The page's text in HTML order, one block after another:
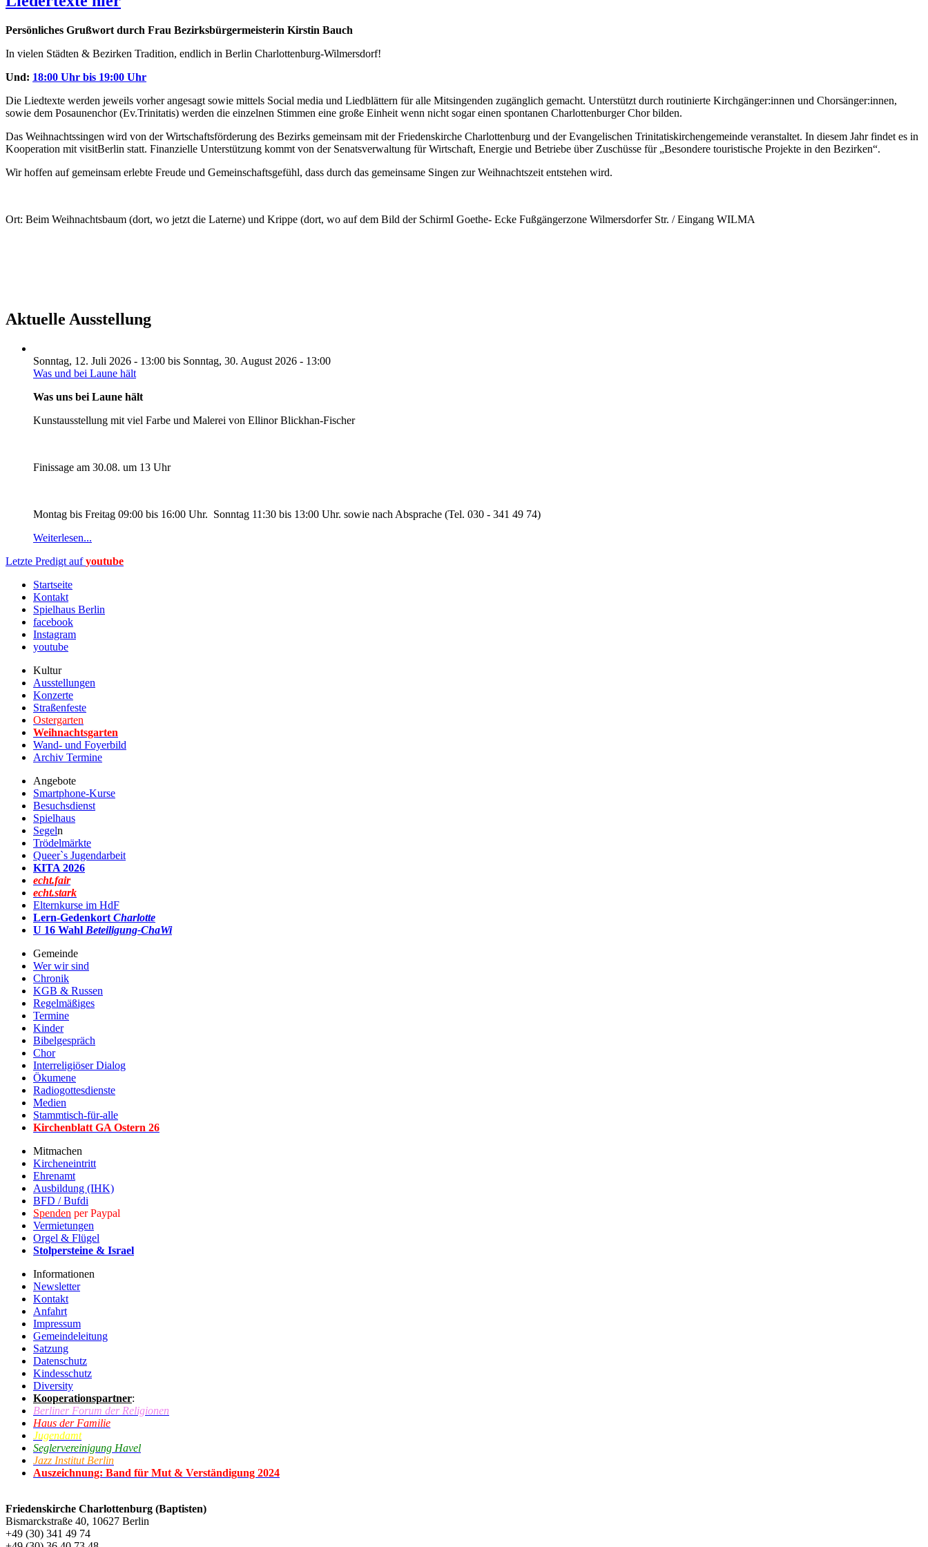
Persönliches Grußwort durch Frau Bezirksbürgermeisterin Kirstin Bauch
In vielen Städten & Bezirken Tradition, endlich in Berlin Charlottenburg-Wilmersdorf!
Und: 18:00 Uhr bis 19:00 Uhr
Die Liedtexte werden jeweils vorher angesagt sowie mittels Social media und Liedblättern für alle Mitsingenden zugänglich gemacht. Unterstützt durch routinierte Kirchgänger:innen und Chorsänger:innen,
sowie dem Posaunenchor (Ev.Trinitatis) werden die einzelnen Stimmen eine große Einheit wenn nicht sogar einen spontanen Charlottenburger Chor bilden.
Das Weihnachtssingen wird von der Wirtschaftsförderung des Bezirks gemeinsam mit der Friedenskirche Charlottenburg und der Evangelischen Trinitatiskirchengemeinde veranstaltet. In diesem Jahr findet es in
Kooperation mit visitBerlin statt. Finanzielle Unterstützung kommt von der Senatsverwaltung für Wirtschaft, Energie und Betriebe über Zuschüsse für „Besondere touristische Projekte in den Bezirken“.
Wir hoffen auf gemeinsam erlebte Freude und Gemeinschaftsgefühl, dass durch das gemeinsame Singen zur Weihnachtszeit entstehen wird.
Ort: Beim Weihnachtsbaum (dort, wo jetzt die Laterne) und Krippe (dort, wo auf dem Bild der SchirmI Goethe- Ecke Fußgängerzone Wilmersdorfer Str. / Eingang WILMA
Aktuelle Ausstellung
Sonntag, 12. Juli 2026 - 13:00 bis Sonntag, 30. August 2026 - 13:00
Was und bei Laune hält
Was uns bei Laune hält
Kunstausstellung mit viel Farbe und Malerei von Ellinor Blickhan-Fischer
Finissage am 30.08. um 13 Uhr
Montag bis Freitag 09:00 bis 16:00 Uhr. Sonntag 11:30 bis 13:00 Uhr. sowie nach Absprache (Tel. 030 - 341 49 74)
Weiterlesen...
Letzte Predigt auf youtube
Startseite
Kontakt
Spielhaus Berlin
facebook
Instagram
youtube
Kultur
Ausstellungen
Konzerte
Straßenfeste
Ostergarten
Weihnachtsgarten
Wand- und Foyerbild
Archiv Termine
Angebote
Smartphone-Kurse
Besuchsdienst
Spielhaus
Segeln
Trödelmärkte
Queer`s Jugendarbeit
KITA 2026
echt.fair
echt.stark
Elternkurse im HdF
Lern-Gedenkort Charlotte
U 16 Wahl Beteiligung-ChaWi
Gemeinde
Wer wir sind
Chronik
KGB & Russen
Regelmäßiges
Termine
Kinder
Bibelgespräch
Chor
Interreligiöser Dialog
Ökumene
Radiogottesdienste
Medien
Stammtisch-für-alle
Kirchenblatt GA Ostern 26
Mitmachen
Kircheneintritt
Ehrenamt
Ausbildung (IHK)
BFD / Bufdi
Spenden per Paypal
Vermietungen
Orgel & Flügel
Stolpersteine & Israel
Informationen
Newsletter
Kontakt
Anfahrt
Impressum
Gemeindeleitung
Satzung
Datenschutz
Kindesschutz
Diversity
Kooperationspartner:
Berliner Forum der Religionen
Haus der Familie
Jugendamt
Seglervereinigung Havel
Jazz Institut Berlin
Auszeichnung: Band für Mut & Verständigung 2024
Friedenskirche Charlottenburg (Baptisten)
Bismarckstraße 40, 10627 Berlin
+49 (30) 341 49 74